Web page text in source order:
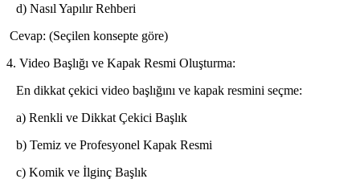
d) Nasıl Yapılır Rehberi
Cevap: (Seçilen konsepte göre)
4. Video Başlığı ve Kapak Resmi Oluşturma:
En dikkat çekici video başlığını ve kapak resmini seçme:
a) Renkli ve Dikkat Çekici Başlık
b) Temiz ve Profesyonel Kapak Resmi
c) Komik ve İlginç Başlık